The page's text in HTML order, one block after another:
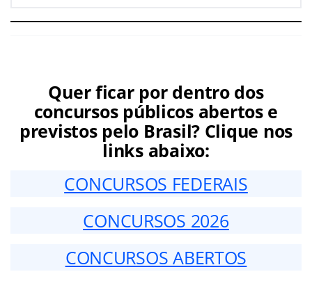
Quer ficar por dentro dos
concursos públicos abertos e
previstos pelo Brasil? Clique nos
links abaixo:
CONCURSOS FEDERAIS
CONCURSOS 2026
CONCURSOS ABERTOS